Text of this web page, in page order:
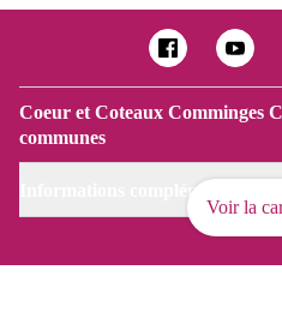
Voir la
Coeur et Coteaux Comminges
communes
Informations complémentaires